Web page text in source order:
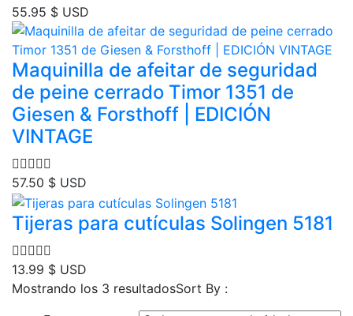
55.95 $ USD
Maquinilla de afeitar de seguridad
de peine cerrado Timor 1351 de
Giesen & Forsthoff | EDICIÓN
VINTAGE
57.50 $ USD
Tijeras para cutículas Solingen 5181
13.99 $ USD
Mostrando los 3 resultadosOrdenado
por
Sort By :